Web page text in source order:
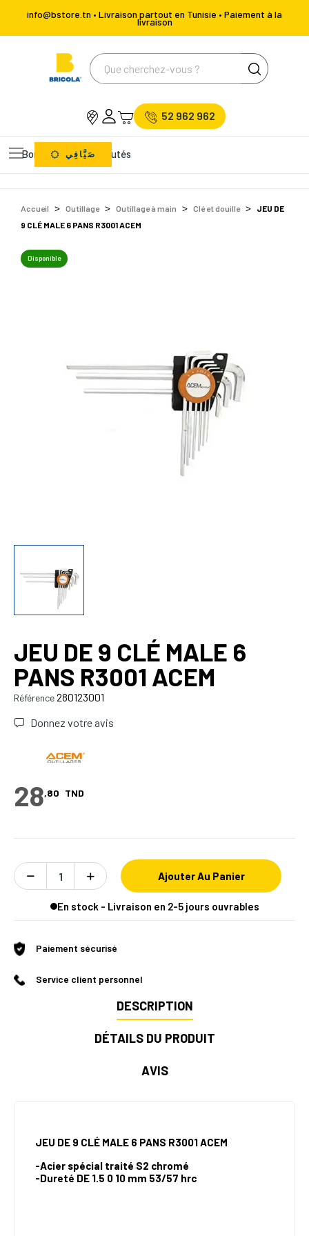
info@bstore.tn • Livraison partout en Tunisie • Paiement à la
livraison
52 962 962
Bons Plans Nouveautés
صَيَّافِي
Accueil Outillage Outillage à main Clé et douille
JEU DE
9 CLÉ MALE 6 PANS R3001 ACEM
Disponible
JEU DE 9 CLÉ MALE 6
PANS R3001 ACEM
Référence280123001
Donnez votre avis
28,80 TND
Ajouter Au Panier
En stock - Livraison en 2-5 jours ouvrables
Paiement sécurisé
Service client personnel
DESCRIPTION
DÉTAILS DU PRODUIT
AVIS
JEU DE 9 CLÉ MALE 6 PANS R3001 ACEM
-Acier spécial traité S2 chromé
-Dureté DE 1.5 0 10 mm 53/57 hrc